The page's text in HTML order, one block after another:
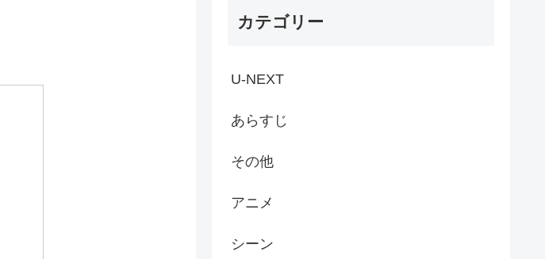
カテゴリー
U-NEXT
あらすじ
その他
アニメ
シーン